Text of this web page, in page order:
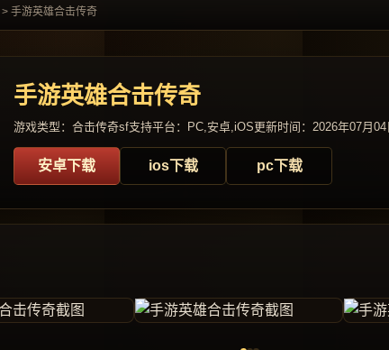
> 手游英雄合击传奇
手游英雄合击传奇
游戏类型：合击传奇sf支持平台：PC,安卓,iOS更新时间：2026年07月04
安卓下载 ios下载 pc下载